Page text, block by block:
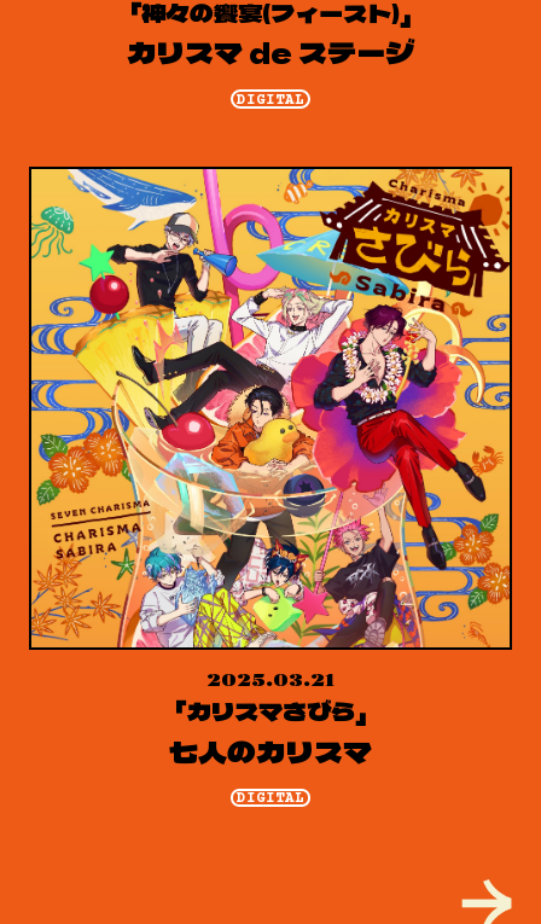
「神々の饗宴(フィースト)」
カリスマ de ステージ
DIGITAL
2025.03.21
「カリスマさびら」
七人のカリスマ
DIGITAL